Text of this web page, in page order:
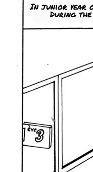
In junior year
During